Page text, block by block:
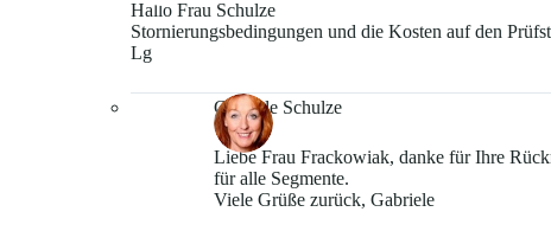
Hallo Frau Schulze
Stornierungsbedingungen und die Kosten auf den
Lg
Gabriele Schulze
Liebe Frau Frackowiak, danke für Ihre
für alle Segmente.
Viele Grüße zurück, Gabriele